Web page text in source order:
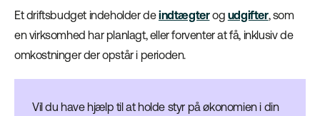
Et driftsbudget indeholder deindtægterog udgifter, som
en virksomhed har planlagt, eller forventer at få, inklusiv de
omkostninger der opstår i perioden.
Vil du have hjælp til at holde styr på økonomien i din